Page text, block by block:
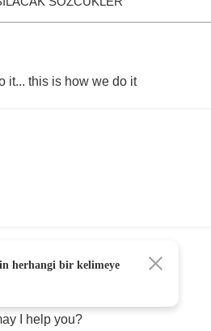
it... this is how we do it
help you?
herhangi bir kelimeye